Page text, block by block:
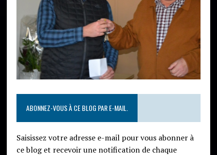
ABONNEZ-VOUS À CE BLOG PAR E-MAIL.
Saisissez votre adresse e-mail pour vous abonner à
ce blog et recevoir une notification de chaque